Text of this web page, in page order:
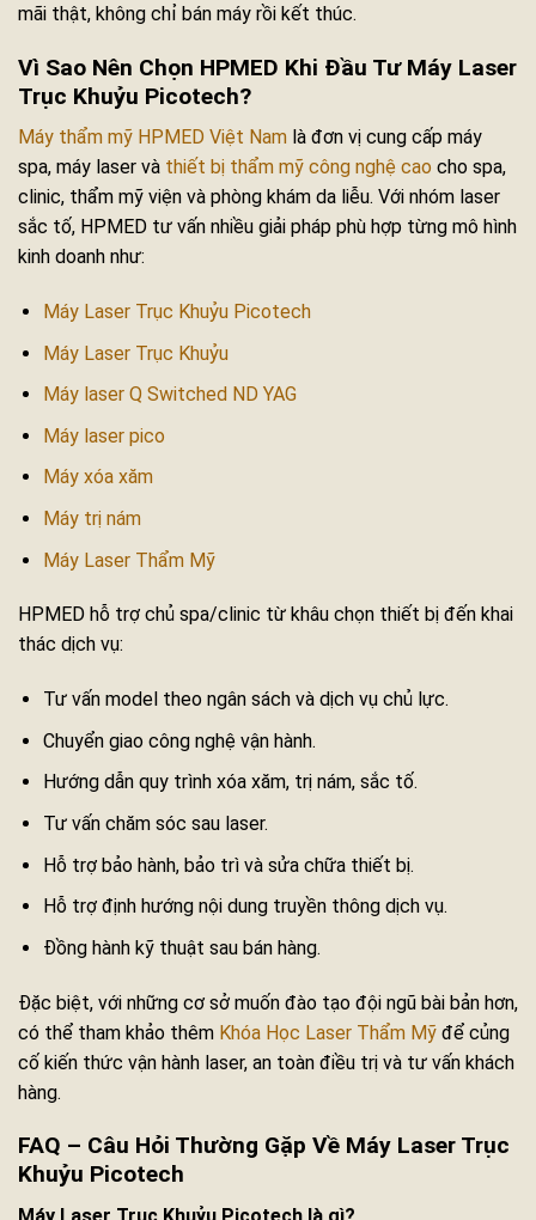
mãi thật, không chỉ bán máy rồi kết thúc.
Vì Sao Nên Chọn HPMED Khi Đầu Tư Máy Laser
Trục Khuỷu Picotech?
Máy thẩm mỹ HPMED Việt Nam là đơn vị cung cấp máy
spa, máy laser và thiết bị thẩm mỹ công nghệ cao cho spa,
clinic, thẩm mỹ viện và phòng khám da liễu. Với nhóm laser
sắc tố, HPMED tư vấn nhiều giải pháp phù hợp từng mô hình
kinh doanh như:
Máy Laser Trục Khuỷu Picotech
Máy Laser Trục Khuỷu
Máy laser Q Switched ND YAG
Máy laser pico
Máy xóa xăm
Máy trị nám
Máy Laser Thẩm Mỹ
HPMED hỗ trợ chủ spa/clinic từ khâu chọn thiết bị đến khai
thác dịch vụ:
Tư vấn model theo ngân sách và dịch vụ chủ lực.
Chuyển giao công nghệ vận hành.
Hướng dẫn quy trình xóa xăm, trị nám, sắc tố.
Tư vấn chăm sóc sau laser.
Hỗ trợ bảo hành, bảo trì và sửa chữa thiết bị.
Hỗ trợ định hướng nội dung truyền thông dịch vụ.
Đồng hành kỹ thuật sau bán hàng.
Đặc biệt, với những cơ sở muốn đào tạo đội ngũ bài bản hơn,
có thể tham khảo thêm Khóa Học Laser Thẩm Mỹ để củng
cố kiến thức vận hành laser, an toàn điều trị và tư vấn khách
hàng.
FAQ – Câu Hỏi Thường Gặp Về Máy Laser Trục
Khuỷu Picotech